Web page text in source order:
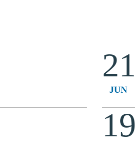
21
JUN
19